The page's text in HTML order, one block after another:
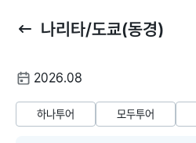
뒤
기
나리타/도쿄(동경)
여
짜
2026.08
하나투어 모두투어
해외패키지 해외항공+호텔